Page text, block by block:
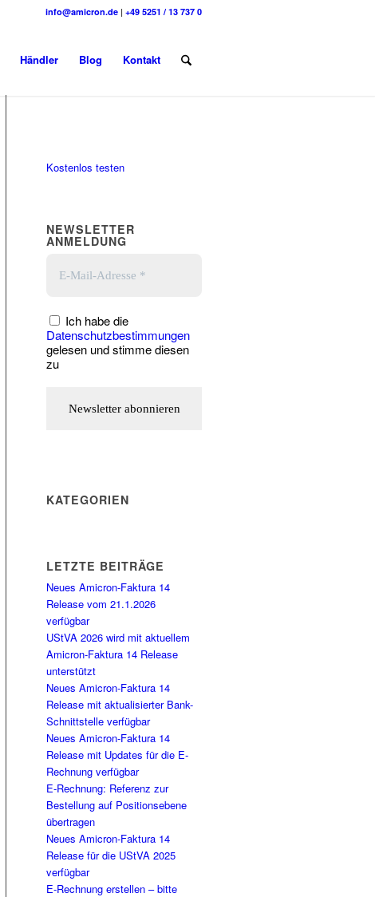
info@amicron.de | +49 5251 / 13 737 0
Händler Blog Kontakt
Kostenlos testen
NEWSLETTER
ANMELDUNG
Ich habe die
Datenschutzbestimmungen
gelesen und stimme diesen
zu
KATEGORIEN
LETZTE BEITRÄGE
Neues Amicron-Faktura 14
Release vom 21.1.2026
verfügbar
UStVA 2026 wird mit aktuellem
Amicron-Faktura 14 Release
unterstützt
Neues Amicron-Faktura 14
Release mit aktualisierter Bank-
Schnittstelle verfügbar
Neues Amicron-Faktura 14
Release mit Updates für die E-
Rechnung verfügbar
E-Rechnung: Referenz zur
Bestellung auf Positionsebene
übertragen
Neues Amicron-Faktura 14
Release für die UStVA 2025
verfügbar
E-Rechnung erstellen – bitte